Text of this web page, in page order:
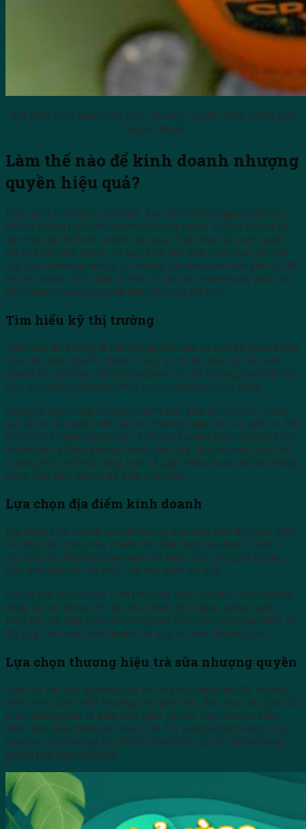
Mô hình kinh doanh trà sữa nhượng quyền được nhiều bạn
trẻ yêu thích
Làm thế nào để kinh doanh nhượng
quyền hiệu quả?
Mặc dù là hình thức phổ biến, tuy nhiên nhiều người vẫn băn
khoăn không biết kinh doanh nhượng quyền có khó không và
làm thế nào để kinh doanh hiệu quả. Trên thực tế, kinh doanh
trà sữa nhượng quyền có quy trình khá đơn giản, bạn chỉ cần
lựa chọn thương hiệu uy tín và hợp tác theo mô hình sẵn có để
thu lợi nhuận. Dưới đây là một số quy tắc quan trọng giúp bạn
kinh doanh nhượng quyền đạt hiệu quả tốt hơn:
Tìm hiểu kỹ thị trường
Việc hiểu thị trường là nền móng đầu tiên và cực kỳ quan trọng
của việc kinh doanh. Chính vì vậy, trước khi bắt tay vào kinh
doanh trà sữa bạn cần phải nghiên cứu thị trường, tìm hiểu nhu
cầu, xu hướng cũng như thói quen của người tiêu dùng.
Ngoài ra, bạn cũng cần phải dành thời gian để tìm hiểu, đánh
giá về cơ hội phát triển của các thương hiệu trà sữa sẵn có. Bởi
không phải ngẫu nhiên mà có những thương hiệu lại phát triển
mạnh mẽ và tăng trưởng nhanh đến vậy. Khi tìm hiểu được thị
trường một cách kỹ càng, bạn sẽ gặp nhiều thuận lợi hơn trong
công việc kinh doanh trà sữa của mình.
Lựa chọn địa điểm kinh doanh
Địa điểm kinh doanh sẽ ảnh hưởng trực tiếp đến độ nhận diện
thương hiệu cũng như doanh thu bán hàng của bạn. Chính vì
vậy, nếu có điều kiện, bạn nên tìm kiếm các vị trí gần trường
học, khu dân cư, tòa nhà,… để mở quán trà sữa.
Khi đã lựa chọn được vị trí phù hợp, bạn cần phải tính toán kỹ
càng về các khoản chi phí như thuê mặt bằng, setup quán,…
Điều này sẽ giúp bạn chủ động hơn về nguồn vốn của mình, từ
đó giúp cho việc kinh doanh trà sữa trở nên dễ dàng hơn.
Lựa chọn thương hiệu trà sữa nhượng quyền
Giữa vô vàn các thương hiệu trà sữa nổi tiếng trên thị trường,
việc chọn được một thương hiệu phù hợp, đáp ứng nhu cầu của
mình không phải là điều đơn giản. Do đó, bạn nên tìm hiểu,
dành thời gian đánh giá, khảo sát đối tượng khách hàng mục
tiêu mà mình hướng tới để tìm được đối tác trà sữa nhượng
quyền phù hợp nhất nhé.